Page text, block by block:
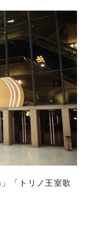
「トリノ王室歌